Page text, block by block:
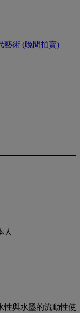
藝術 (晚間拍賣)
人
性與水墨的流動性使